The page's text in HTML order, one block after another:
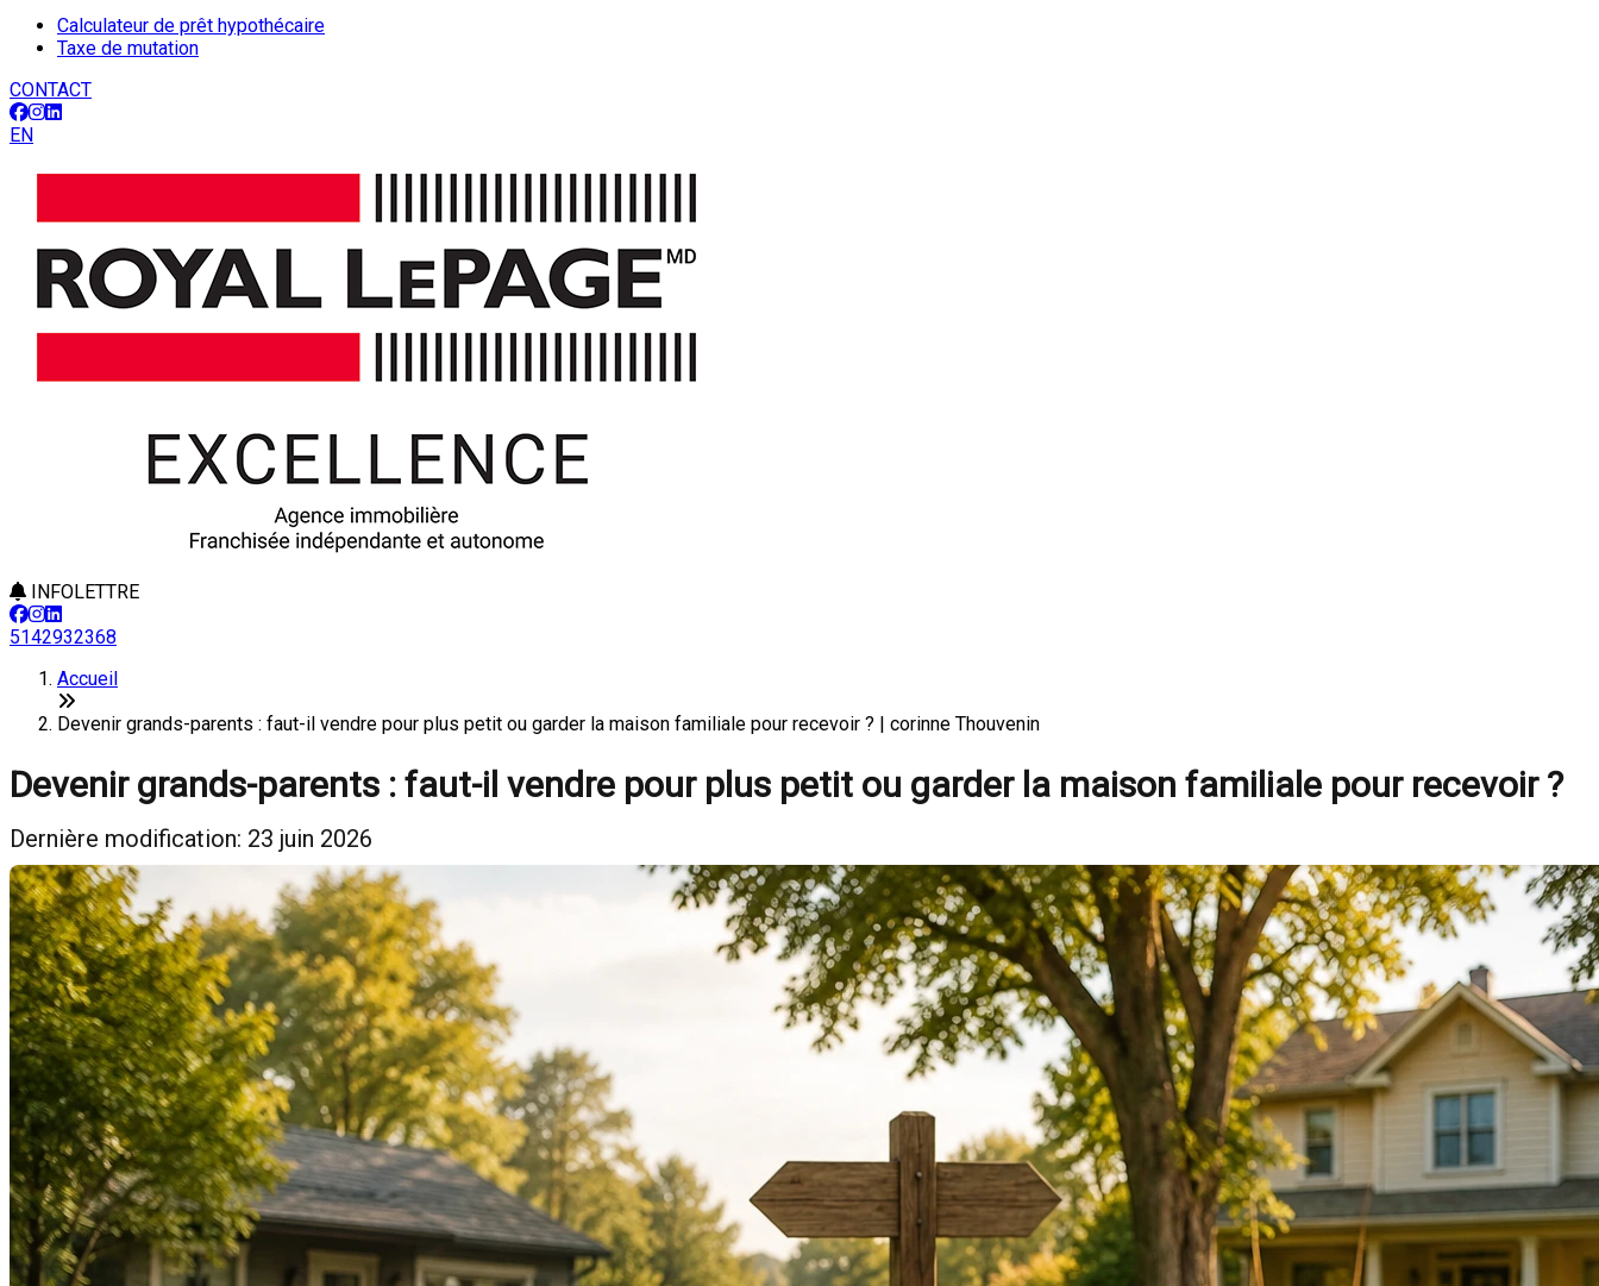
Calculateur de prêt hypothécaire
Taxe de mutation
CONTACT
EN
INFOLETTRE
5142932368
Accueil
Devenir grands-parents : faut-il vendre pour plus petit ou garder la maison familiale pour recevoir ? | corinne Thouvenin
Devenir grands-parents : faut-il vendre pour plus petit ou garder la maison familiale pour recevoir ?
Dernière modification: 23 juin 2026